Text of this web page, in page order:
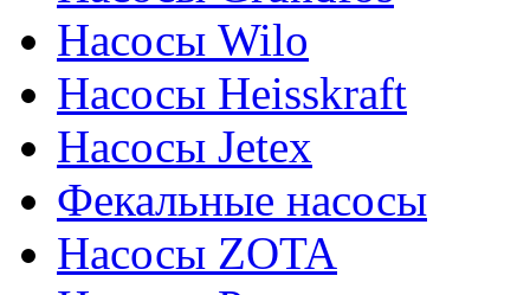
Насосы Wilo
Насосы Heisskraft
Насосы Jetex
Фекальные насосы
Насосы ZOTA